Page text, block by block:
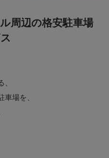
周辺の格安駐車場
、
車場を、